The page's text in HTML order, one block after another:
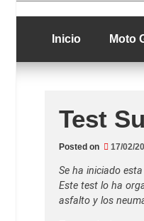
to
content
luciolopezgp
Inicio Moto
Test
Posted on 17/02/
Se ha iniciado
Este test lo ha
asfalto y los